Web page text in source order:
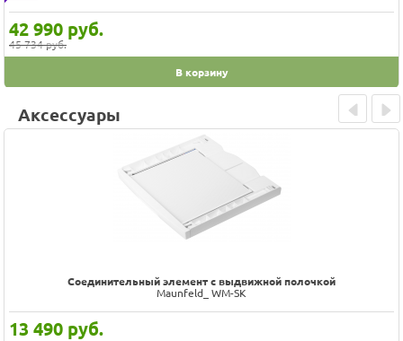
42 990 руб.
45 734 руб.
В корзину
Аксессуары
Соединительный элемент с выдвижной полочкой
Maunfeld_ WM-SK
13 490 руб.
Prev Next